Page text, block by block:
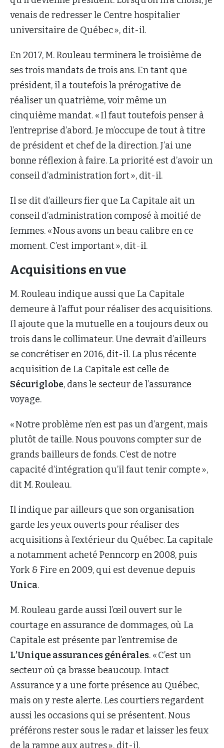
venais de redresser le Centre hospitalier
universitaire de Québec », dit-il.
En 2017, M. Rouleau terminera le troisième de
ses trois mandats de trois ans. En tant que
président, il a toutefois la prérogative de
réaliser un quatrième, voir même un
cinquième mandat. « Il faut toutefois penser à
l’entreprise d’abord. Je m’occupe de tout à titre
de président et chef de la direction. J’ai une
bonne réflexion à faire. La priorité est d’avoir un
conseil d’administration fort », dit-il.
Il se dit d’ailleurs fier que La Capitale ait un
conseil d’administration composé à moitié de
femmes. « Nous avons un beau calibre en ce
moment. C’est important », dit-il.
Acquisitions en vue
M. Rouleau indique aussi que La Capitale
demeure à l’affut pour réaliser des acquisitions.
Il ajoute que la mutuelle en a toujours deux ou
trois dans le collimateur. Une devrait d’ailleurs
se concrétiser en 2016, dit-il. La plus récente
acquisition de La Capitale est celle de
Sécuriglobe, dans le secteur de l’assurance
voyage.
« Notre problème n’en est pas un d’argent, mais
plutôt de taille. Nous pouvons compter sur de
grands bailleurs de fonds. C’est de notre
capacité d’intégration qu’il faut tenir compte »,
dit M. Rouleau.
Il indique par ailleurs que son organisation
garde les yeux ouverts pour réaliser des
acquisitions à l’extérieur du Québec. La capitale
a notamment acheté Penncorp en 2008, puis
York & Fire en 2009, qui est devenue depuis
Unica.
M. Rouleau garde aussi l’œil ouvert sur le
courtage en assurance de dommages, où La
Capitale est présente par l’entremise de
L’Unique assurances générales. « C’est un
secteur où ça brasse beaucoup. Intact
Assurance y a une forte présence au Québec,
mais on y reste alerte. Les courtiers regardent
aussi les occasions qui se présentent. Nous
préférons rester sous le radar et laisser les feux
de la rampe aux autres », dit-il.